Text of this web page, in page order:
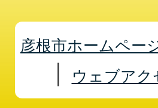
彦根市ホームペー
ウェブア